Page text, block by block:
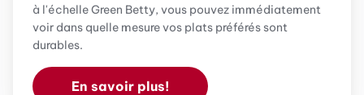
à l'échelle Green Betty, vous pouvez immédiatement
voir dans quelle mesure vos plats préférés sont
durables.
En savoir plus!